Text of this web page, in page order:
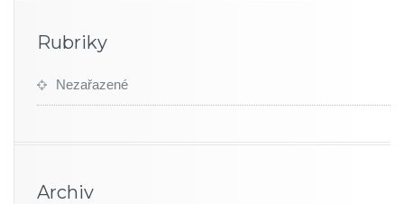
Rubriky
Nezařazené
Archiv